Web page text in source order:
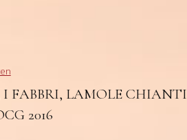
FABBRI, LAMOLE CHIANTI
2016